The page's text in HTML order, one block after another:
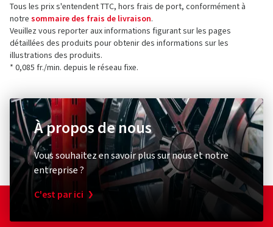
Tous les prix s'entendent TTC, hors frais de port, conformément à
notre sommaire des frais de livraison.
Veuillez vous reporter aux informations figurant sur les pages
détaillées des produits pour obtenir des informations sur les
illustrations des produits.
* 0,085 fr./min. depuis le réseau fixe.
À propos de nous
Vous souhaitez en savoir plus sur nous et notre
entreprise ?
C'est par ici